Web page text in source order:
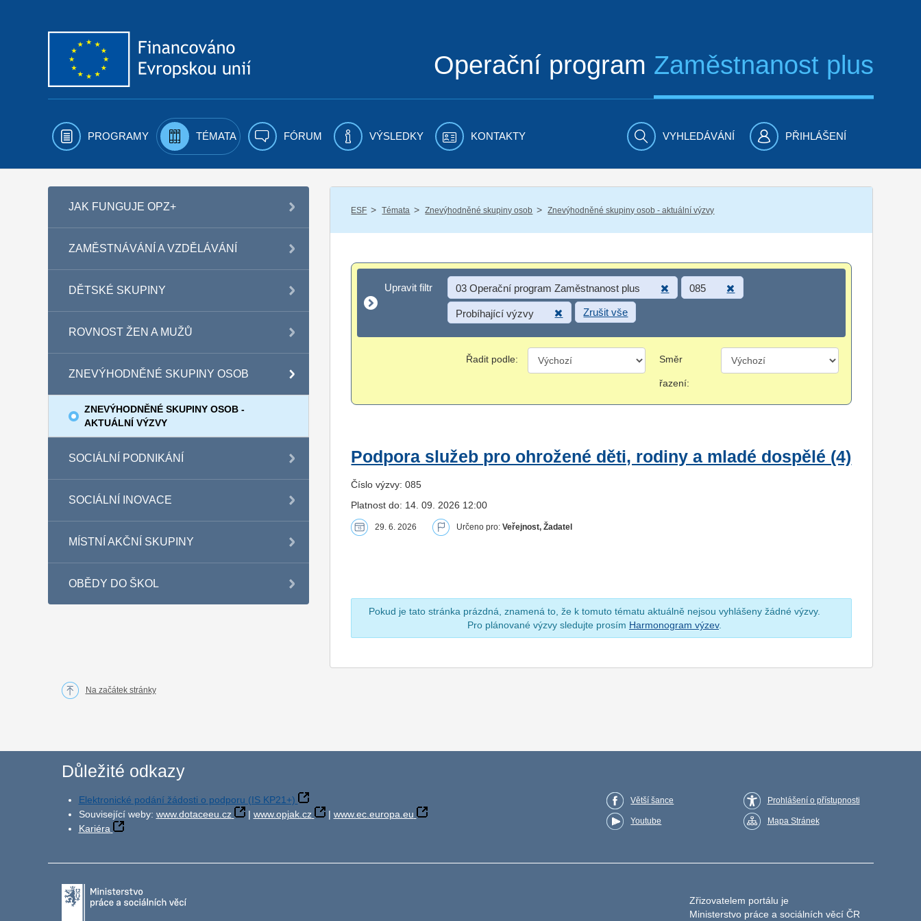
Operační program Zaměstnanost plus
PROGRAMY TÉMATA FÓRUM VÝSLEDKY KONTAKTY VYHLEDÁVÁNÍ PŘIHLÁŠENÍ
JAK FUNGUJE OPZ+
ZAMĚSTNÁVÁNÍ A VZDĚLÁVÁNÍ
DĚTSKÉ SKUPINY
ROVNOST ŽEN A MUŽŮ
ZNEVÝHODNĚNÉ SKUPINY OSOB
ZNEVÝHODNĚNÉ SKUPINY OSOB -
AKTUÁLNÍ VÝZVY
SOCIÁLNÍ PODNIKÁNÍ
SOCIÁLNÍ INOVACE
MÍSTNÍ AKČNÍ SKUPINY
OBĚDY DO ŠKOL
ESF / Témata / Znevýhodněné skupiny osob / Znevýhodněné skupiny osob - aktuální výzvy
Upravit filtr
Upravit filtr 03 Operační program Zaměstnanost plus 085
Probíhající výzvy Zrušit vše
Řadit podle: Směr
řazení:
Podpora služeb pro ohrožené děti, rodiny a mladé dospělé (4)
Číslo výzvy: 085
Platnost do: 14. 09. 2026 12:00
29. 6. 2026 Určeno pro:Veřejnost, Žadatel
Pokud je tato stránka prázdná, znamená to, že k tomuto tématu aktuálně nejsou vyhlášeny žádné výzvy.
Pro plánované výzvy sledujte prosím Harmonogram výzev.
Na začátek stránky
Důležité odkazy
Elektronické podání žádosti o podporu (IS KP21+)
Související weby: www.dotaceeu.cz | www.opjak.cz | www.ec.europa.eu
Kariéra
Větší šance
Youtube
Prohlášení o přístupnosti
Mapa Stránek
Zřizovatelem portálu je
Ministerstvo práce a sociálních věcí ČR